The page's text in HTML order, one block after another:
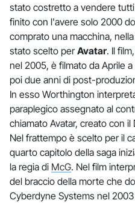
stato costretto a vendere
finito con l'avere solo 2000
comprato una macchina,
stato scelto perAvatar. Il
nel 2005, è filmato da Aprile
poi due anni di post-
In esso Worthington
paraplegico assegnato al
chiamato Avatar, creato con
Nel frattempo è scelto per il
quarto capitolo della saga
la regia di McG. Nel film
del braccio della morte che
Cyberdyne Systems nel